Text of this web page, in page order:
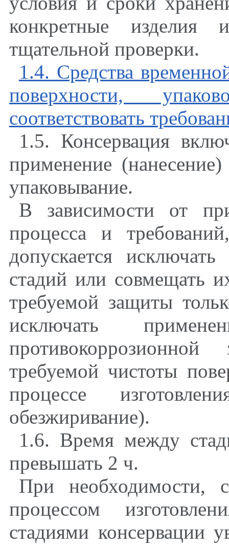
конкретные изделия
тщательной проверки.
1.4. Средства
поверхности,
соответствовать
1.5. Консервация
применение
упаковывание.
В зависимости от
процесса и
допускается
стадий или совмещать
требуемой защиты
исключать
требуемой чистоты
процессе
обезжиривание).
1.6. Время между
превышать 2 ч.
При необходимости,
процессом
стадиями консервации